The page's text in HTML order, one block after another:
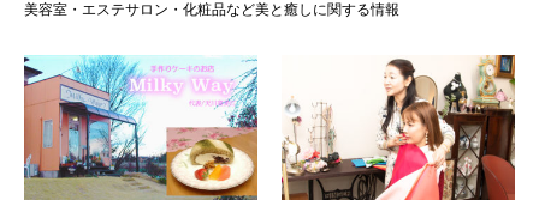
美容室・エステサロン・化粧品など美と癒しに関する情報